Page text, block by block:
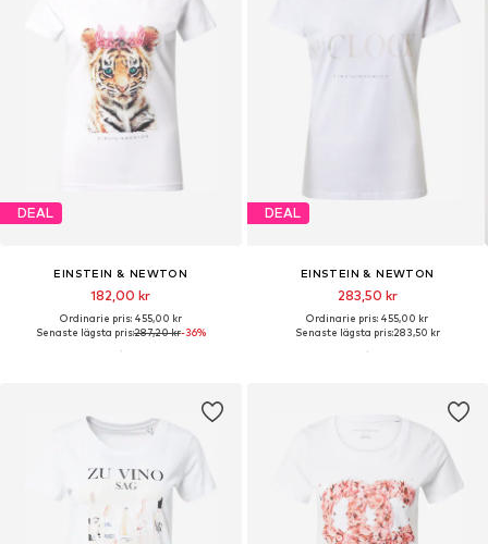
DEAL
EINSTEIN & NEWTON
182,00 kr
Ordinarie pris: 455,00 kr
Senaste lägsta pris:287,20 kr-36%
DEAL
EINSTEIN & NEWTON
283,50 kr
Ordinarie pris: 455,00 kr
Senaste lägsta pris:283,50 kr